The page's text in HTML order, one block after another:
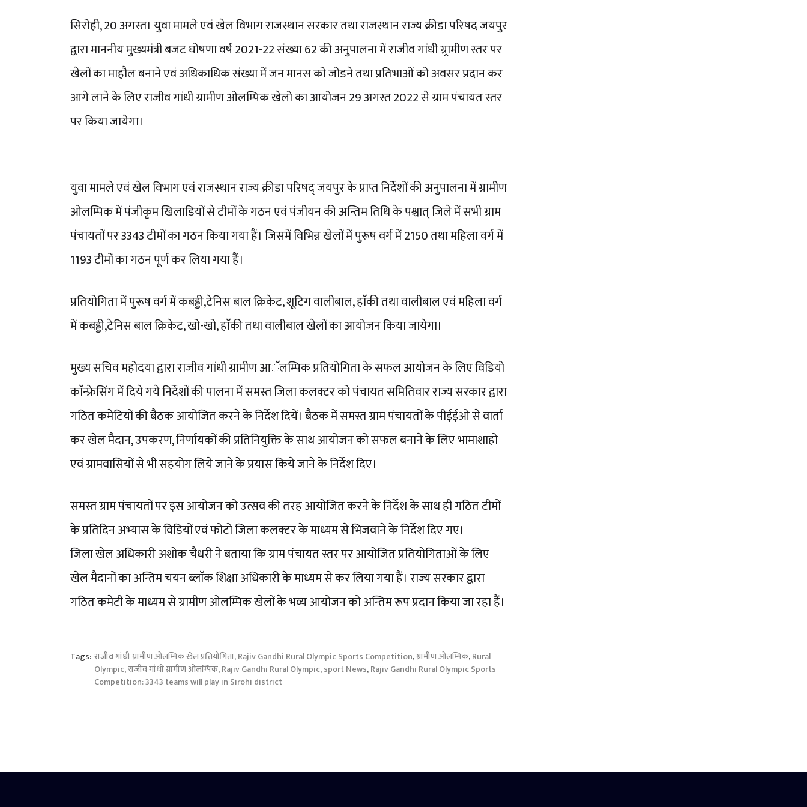
सिरोही, 20 अगस्त। युवा मामले एवं खेल विभाग राजस्थान सरकार तथा राजस्थान राज्य क्रीडा परिषद जयपुर
द्वारा माननीय मुख्यमंत्री बजट घोषणा वर्ष 2021-22 संख्या 62 की अनुपालना में राजीव गांधी ग्र्रामीण स्तर पर
खेलों का माहौल बनाने एवं अधिकाधिक संख्या में जन मानस को जोडने तथा प्रतिभाओं को अवसर प्रदान कर
आगे लाने के लिए राजीव गांधी ग्रामीण ओलम्पिक खेलो का आयोजन 29 अगस्त 2022 से ग्राम पंचायत स्तर
पर किया जायेगा।
युवा मामले एवं खेल विभाग एवं राजस्थान राज्य क्रीडा परिषद् जयपुर के प्राप्त निर्देशों की अनुपालना में ग्रामीण
ओलम्पिक में पंजीकृम खिलाडियों से टीमों के गठन एवं पंजीयन की अन्तिम तिथि के पश्चात् जिले में सभी ग्राम
पंचायतों पर 3343 टीमों का गठन किया गया हैं। जिसमें विभिन्न खेलों में पुरूष वर्ग में 2150 तथा महिला वर्ग में
1193 टीमों का गठन पूर्ण कर लिया गया हैं।
प्रतियोगिता में पुरूष वर्ग में कबड्डी,टेनिस बाल क्रिकेट, शूटिग वालीबाल, हाॅकी तथा वालीबाल एवं महिला वर्ग
में कबड्डी,टेनिस बाल क्रिकेट, खो-खो, हाॅकी तथा वालीबाल खेलों का आयोजन किया जायेगा।
मुख्य सचिव महोदया द्वारा राजीव गांधी ग्रामीण आॅलम्पिक प्रतियोगिता के सफल आयोजन के लिए विडियो
काॅन्फ्रेसिंग में दिये गये निर्देशों की पालना में समस्त जिला कलक्टर को पंचायत समितिवार राज्य सरकार द्वारा
गठित कमेटियों की बैठक आयोजित करने के निर्देश दियें। बैठक में समस्त ग्राम पंचायतों के पीईईओ से वार्ता
कर खेल मैदान, उपकरण, निर्णायकों की प्रतिनियुक्ति के साथ आयोजन को सफल बनाने के लिए भामाशाहो
एवं ग्रामवासियों से भी सहयोग लिये जाने के प्रयास किये जाने के निर्देश दिए।
समस्त ग्राम पंचायतों पर इस आयोजन को उत्सव की तरह आयोजित करने के निर्देश के साथ ही गठित टीमों
के प्रतिदिन अभ्यास के विडियों एवं फोटो जिला कलक्टर के माध्यम से भिजवाने के निर्देश दिए गए।
जिला खेल अधिकारी अशोक चैधरी ने बताया कि ग्राम पंचायत स्तर पर आयोजित प्रतियोगिताओं के लिए
खेल मैदानों का अन्तिम चयन ब्लाॅक शिक्षा अधिकारी के माध्यम से कर लिया गया हैं। राज्य सरकार द्वारा
गठित कमेटी के माध्यम से ग्रामीण ओलम्पिक खेलों के भव्य आयोजन को अन्तिम रूप प्रदान किया जा रहा हैं।
Tags: राजीव गांधी ग्रामीण ओलम्पिक खेल प्रतियोगिता,Rajiv Gandhi Rural Olympic Sports Competition,ग्रामीण ओलम्पिक,Rural
Olympic,राजीव गांधी ग्रामीण ओलम्पिक,Rajiv Gandhi Rural Olympic,sport News,Rajiv Gandhi Rural Olympic Sports
Competition: 3343 teams will play in Sirohi district